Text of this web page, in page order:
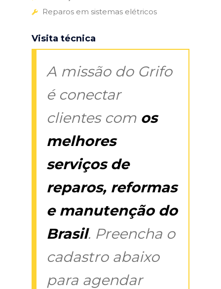
Reparos em sistemas elétricos
Visita técnica
A missão do Grifo
é conectar
clientes com os
melhores
serviços de
reparos, reformas
e manutenção do
Brasil. Preencha o
cadastro abaixo
para agendar